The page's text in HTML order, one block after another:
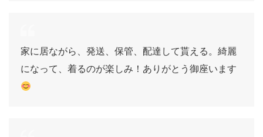
家に居ながら、発送、保管、配達して貰える。綺麗
になって、着るのが楽しみ！ありがとう御座います